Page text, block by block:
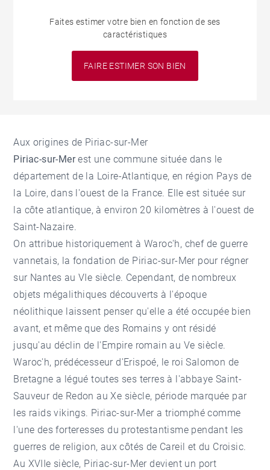
Faites estimer votre bien en fonction de ses
caractéristiques
FAIRE ESTIMER SON BIEN
Aux origines de Piriac-sur-Mer
Piriac-sur-Merest une commune située dans le
département de la Loire-Atlantique, en région Pays de
la Loire, dans l'ouest de la France. Elle est située sur
la côte atlantique, à environ 20 kilomètres à l'ouest de
Saint-Nazaire.
On attribue historiquement à Waroc'h, chef de guerre
vannetais, la fondation de Piriac-sur-Mer pour régner
sur Nantes au VIe siècle. Cependant, de nombreux
objets mégalithiques découverts à l'époque
néolithique laissent penser qu'elle a été occupée bien
avant, et même que des Romains y ont résidé
jusqu'au déclin de l'Empire romain au Ve siècle.
Waroc'h, prédécesseur d'Erispoé, le roi Salomon de
Bretagne a légué toutes ses terres à l'abbaye Saint-
Sauveur de Redon au Xe siècle, période marquée par
les raids vikings. Piriac-sur-Mer a triomphé comme
l'une des forteresses du protestantisme pendant les
guerres de religion, aux côtés de Careil et du Croisic.
Au XVIIe siècle, Piriac-sur-Mer devient un port